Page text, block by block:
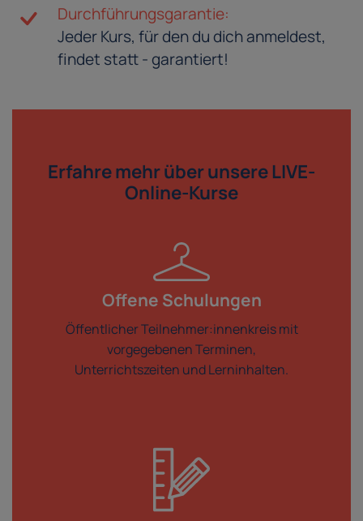
Durchführungsgarantie:
Jeder Kurs, für den du dich anmeldest,
findet statt - garantiert!
Erfahre mehr überunsere LIVE-
Online-Kurse
Offene Schulungen
Öffentlicher Teilnehmer:innenkreis mit
vorgegebenen Terminen,
Unterrichtszeiten und Lerninhalten.